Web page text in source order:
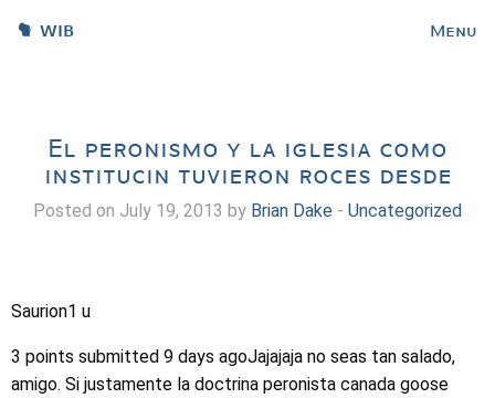
WIB Menu
El peronismo y la iglesia como
institucin tuvieron roces desde
Posted on July 19, 2013 by Brian Dake - Uncategorized
Saurion1 u
3 points submitted 9 days agoJajajaja no seas tan salado,
amigo. Si justamente la doctrina peronista canada goose